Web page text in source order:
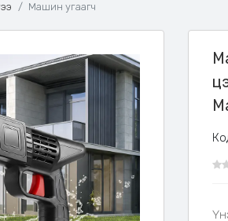
Машин угаагч